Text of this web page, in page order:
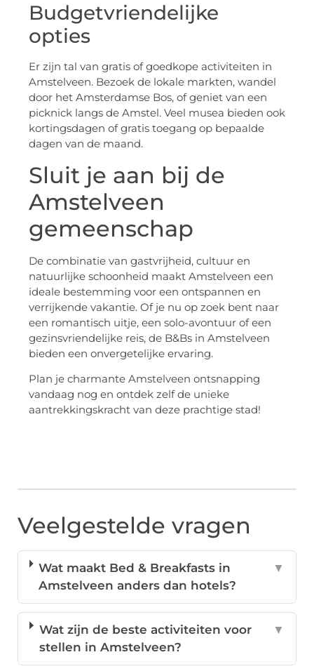
Budgetvriendelijke
opties
Er zijn tal van gratis of goedkope activiteiten in
Amstelveen. Bezoek de lokale markten, wandel
door het Amsterdamse Bos, of geniet van een
picknick langs de Amstel. Veel musea bieden ook
kortingsdagen of gratis toegang op bepaalde
dagen van de maand.
Sluit je aan bij de
Amstelveen
gemeenschap
De combinatie van gastvrijheid, cultuur en
natuurlijke schoonheid maakt Amstelveen een
ideale bestemming voor een ontspannen en
verrijkende vakantie. Of je nu op zoek bent naar
een romantisch uitje, een solo-avontuur of een
gezinsvriendelijke reis, de B&Bs in Amstelveen
bieden een onvergetelijke ervaring.
Plan je charmante Amstelveen ontsnapping
vandaag nog en ontdek zelf de unieke
aantrekkingskracht van deze prachtige stad!
Veelgestelde vragen
Wat maakt Bed & Breakfasts in
Amstelveen anders dan hotels?
▼
Wat zijn de beste activiteiten voor
stellen in Amstelveen?
▼